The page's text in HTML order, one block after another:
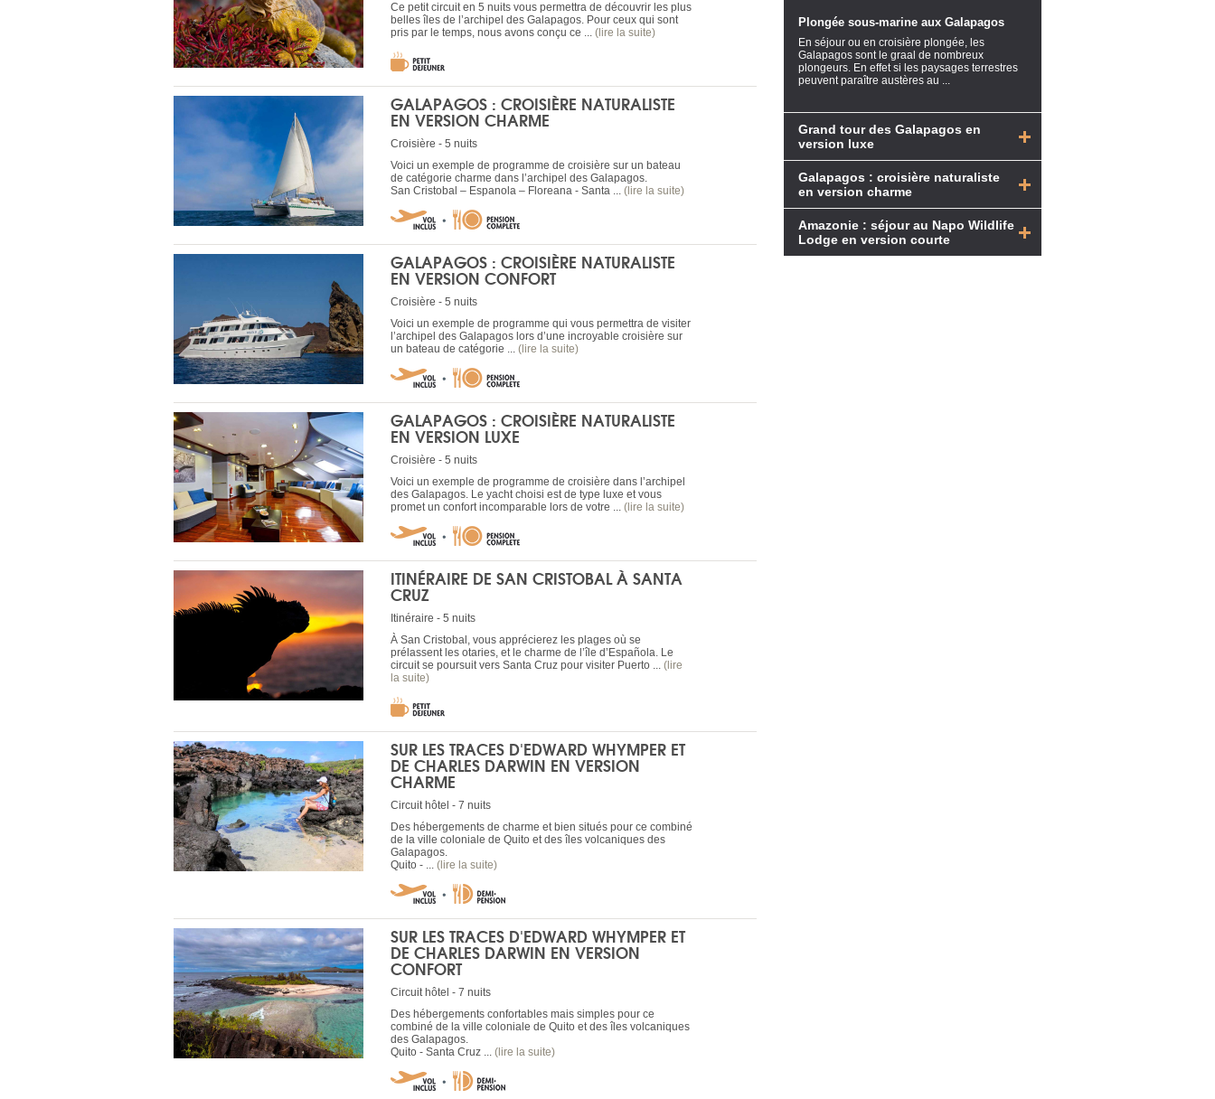
Ce petit circuit en 5 nuits vous permettra de découvrir les plus
belles îles de l’archipel des Galapagos. Pour ceux qui sont
pris par le temps, nous avons conçu ce ... (lire la suite)
GALAPAGOS : CROISIÈRE NATURALISTE
EN VERSION CHARME
Croisière - 5 nuits
Voici un exemple de programme de croisière sur un bateau
de catégorie charme dans l’archipel des Galapagos.
San Cristobal – Espanola – Floreana - Santa ... (lire la suite)
GALAPAGOS : CROISIÈRE NATURALISTE
EN VERSION CONFORT
Croisière - 5 nuits
Voici un exemple de programme qui vous permettra de visiter
l’archipel des Galapagos lors d’une incroyable croisière sur
un bateau de catégorie ... (lire la suite)
GALAPAGOS : CROISIÈRE NATURALISTE
EN VERSION LUXE
Croisière - 5 nuits
Voici un exemple de programme de croisière dans l’archipel
des Galapagos. Le yacht choisi est de type luxe et vous
promet un confort incomparable lors de votre ... (lire la suite)
ITINÉRAIRE DE SAN CRISTOBAL À SANTA
CRUZ
Itinéraire - 5 nuits
À San Cristobal, vous apprécierez les plages où se
prélassent les otaries, et le charme de l’île d’Española. Le
circuit se poursuit vers Santa Cruz pour visiter Puerto ... (lire
la suite)
SUR LES TRACES D'EDWARD WHYMPER ET
DE CHARLES DARWIN EN VERSION
CHARME
Circuit hôtel - 7 nuits
Des hébergements de charme et bien situés pour ce combiné
de la ville coloniale de Quito et des îles volcaniques des
Galapagos.
Quito - ... (lire la suite)
SUR LES TRACES D'EDWARD WHYMPER ET
DE CHARLES DARWIN EN VERSION
CONFORT
Circuit hôtel - 7 nuits
Des hébergements confortables mais simples pour ce
combiné de la ville coloniale de Quito et des îles volcaniques
des Galapagos.
Quito - Santa Cruz ... (lire la suite)
Plongée sous-marine aux Galapagos
En séjour ou en croisière plongée, les
Galapagos sont le graal de nombreux
plongeurs. En effet si les paysages terrestres
peuvent paraître austères au ...
Grand tour des Galapagos en
version luxe
Galapagos : croisière naturaliste
en version charme
Amazonie : séjour au Napo Wildlife
Lodge en version courte